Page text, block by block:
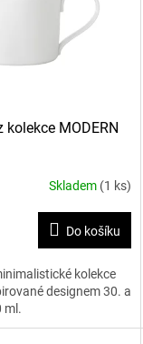
MODERN
Skladem (1 ks)
Do košíku
kolekce
designem 30. a
ml.